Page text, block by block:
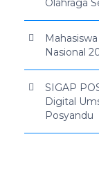
Olahraga
Nasional
SIGAP
Digital
Posyandu